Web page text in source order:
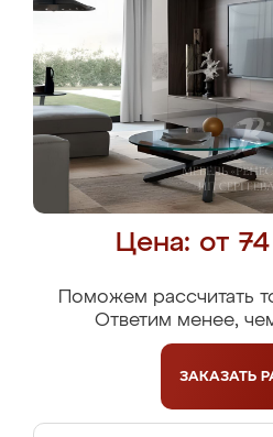
Цена: от
Поможем рассчитать
Ответим менее,
ЗАКАЗАТЬ